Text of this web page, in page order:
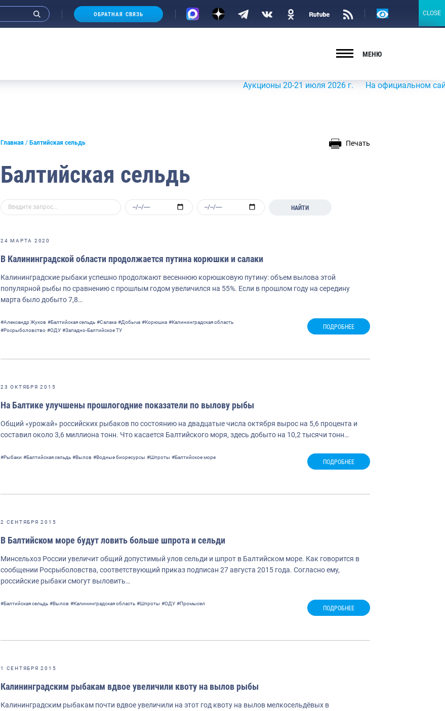
ОБРАТНАЯ СВЯЗЬ
Версия
МЕНЮ
Аукционы 20-21 июля 2026 г. На официальном сайте
Главная Балтийская сельдь Печать
Балтийская сельдь
НАЙТИ
24 МАРТА 2020
В Калининградской области продолжается путина корюшки и салаки
Калининградские рыбаки успешно продолжают весеннюю корюшковую путину: объем вылова этой
популярной рыбы по сравнению с прошлым годом увеличился на 55%. Если в прошлом году на середину
марта было добыто 7,8…
#Александр Жуков #Балтийская сельдь #Салака #Добыча #Корюшка #Калининградская область
#Росрыболовство #ОДУ #Западно-Балтийское ТУ ПОДРОБНЕЕ
23 ОКТЯБРЯ 2015
На Балтике улучшены прошлогодние показатели по вылову рыбы
Общий «урожай» российских рыбаков по состоянию на двадцатые числа октября вырос на 5,6 процента и
составил около 3,6 миллиона тонн. Что касается Балтийского моря, здесь добыто на 10,2 тысячи тонн…
#Рыбаки #Балтийская сельдь #Вылов #Водные биоресурсы #Шпроты #Балтийское море
ПОДРОБНЕЕ
2 СЕНТЯБРЯ 2015
В Балтийском море будут ловить больше шпрота и сельди
Минсельхоз России увеличит общий допустимый улов сельди и шпрот в Балтийском море. Как говорится в
сообщении Росрыболовства, соответствующий приказ подписан 27 августа 2015 года. Согласно ему,
российские рыбаки смогут выловить…
#Балтийская сельдь #Вылов #Калининградская область #Шпроты #ОДУ #Промысел
ПОДРОБНЕЕ
1 СЕНТЯБРЯ 2015
Калининградским рыбакам вдвое увеличили квоту на вылов рыбы
Калининградским рыбакам почти вдвое увеличили на этот год квоту на вылов мелкосельдёвых в
CLOSE
CLOSE